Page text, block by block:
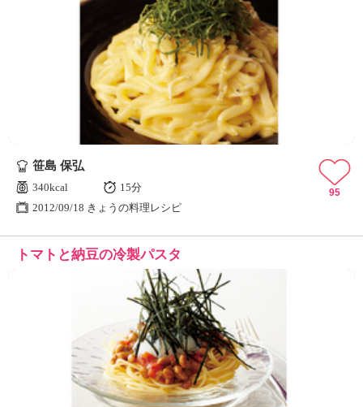
笹島 保弘
340kcal
15分
2012/09/18 きょうの料理レシピ
95
トマトと納豆の冷製パスタ